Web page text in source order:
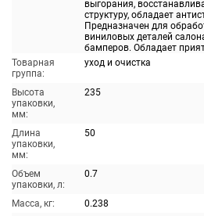
выгорания,
структуру, обладает
Предназначен для
виниловых деталей
бамперов. Обладает
Товарная
группа:
уход и очистка
Высота
упаковки,
мм:
235
Длина
упаковки,
мм:
50
Объем
упаковки, л:
0.7
Масса, кг:
0.238